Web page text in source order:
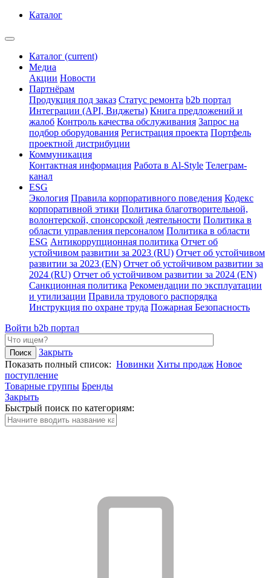
Каталог
Каталог (current)
Медиа
Акции Новости
Партнёрам
Продукция под заказ Статус ремонта b2b портал
Интеграции (API, Виджеты) Книга предложений и
жалоб Контроль качества обслуживания Запрос на
подбор оборудования Регистрация проекта Портфель
проектной дистрибуции
Коммуникация
Контактная информация Работа в Al-Style Телеграм-
канал
ESG
Экология Правила корпоративного поведения Кодекс
корпоративной этики Политика благотворительной,
волонтерской, спонсорской деятельности Политика в
области управления персоналом Политика в области
ESG Антикоррупционная политика Отчет об
устойчивом развитии за 2023 (RU) Отчет об устойчивом
развитии за 2023 (EN) Отчет об устойчивом развитии за
2024 (RU) Отчет об устойчивом развитии за 2024 (EN)
Санкционная политика Рекомендации по эксплуатации
и утилизации Правила трудового распорядка
Инструкция по охране труда Пожарная Безопасность
Войти b2b портал
Закрыть
Показать полный список: Новинки Хиты продаж Новое
поступление
Товарные группы Бренды
Закрыть
Быстрый поиск по категориям: